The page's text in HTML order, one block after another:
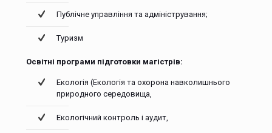
Публічне управління та адміністрування;
Туризм
Освітні програми підготовки магістрів:
Екологія (Екологія та охорона навколишнього
природного середовища,
Екологічний контроль і аудит,